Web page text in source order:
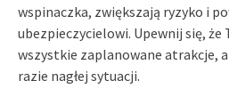
wspinaczka, zwiększają ryzyko i
ubezpieczycielowi. Upewnij się,
wszystkie zaplanowane atrakcje,
razie nagłej sytuacji.